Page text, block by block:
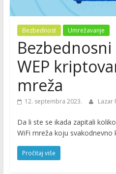
Bezbednost Umrežavanje
WEP
mreža
12. septembra 2023. Lazar
Da li ste se ikada zapitali
WiFi mreža koju
Pročitaj više